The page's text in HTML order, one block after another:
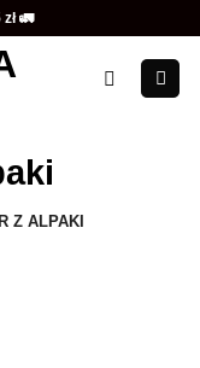
🚛
Z ALPAKI